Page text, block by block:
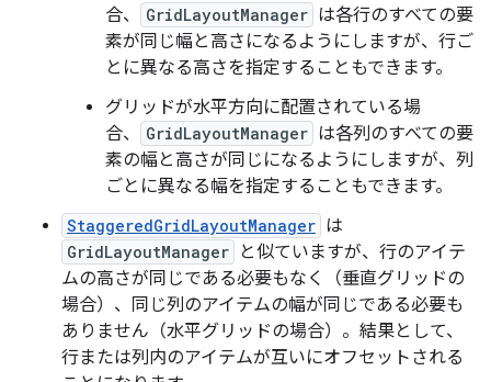
合、
GridLayoutManager は各行のすべての要
素が同じ幅と高さになるようにしますが、行ご
とに異なる高さを指定することもできます。
グリッドが水平方向に配置されている場
合、
GridLayoutManager は各列のすべての要
素の幅と高さが同じになるようにしますが、列
ごとに異なる幅を指定することもできます。
StaggeredGridLayoutManager は
GridLayoutManager
と似ていますが、行のアイテ
ムの高さが同じである必要もなく（垂直グリッドの
場合）、同じ列のアイテムの幅が同じである必要も
ありません（水平グリッドの場合）。結果として、
行または列内のアイテムが互いにオフセットされる